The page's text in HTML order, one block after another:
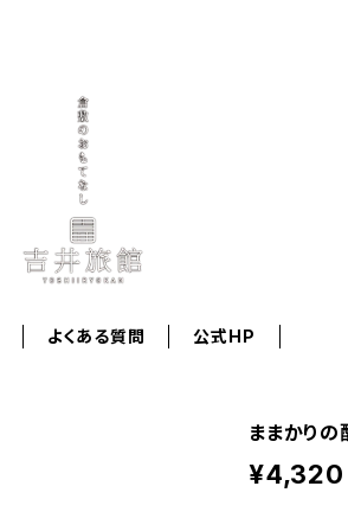
よくある質問 公式HP
ままかりの
¥4,320